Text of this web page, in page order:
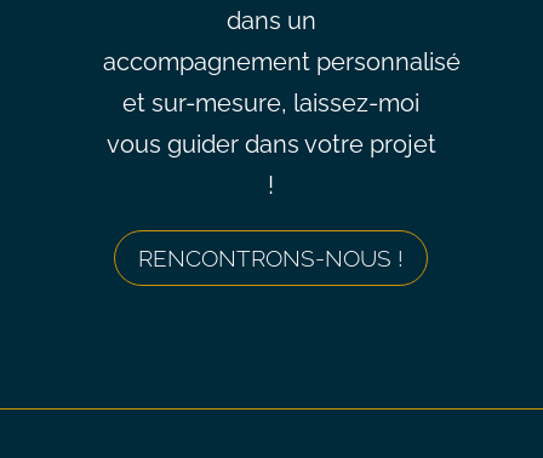
dans un
accompagnement personnalisé
et sur-mesure, laissez-moi
vous guider dans votre projet
!
RENCONTRONS-NOUS !